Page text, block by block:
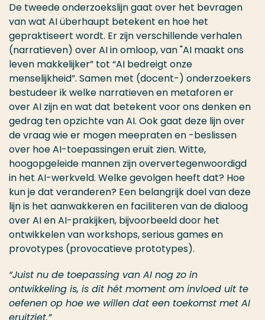
De tweede onderzoekslijn gaat over het bevragen
van wat AI überhaupt betekent en hoe het
gepraktiseert wordt. Er zijn verschillende verhalen
(narratieven) over AI in omloop, van "AI maakt ons
leven makkelijker” tot “AI bedreigt onze
menselijkheid”. Samen met (docent-) onderzoekers
bestudeer ik welke narratieven en metaforen er
over AI zijn en wat dat betekent voor ons denken en
gedrag ten opzichte van AI. Ook gaat deze lijn over
de vraag wie er mogen meepraten en -beslissen
over hoe AI-toepassingen eruit zien. Witte,
hoogopgeleide mannen zijn oververtegenwoordigd
in het AI-werkveld. Welke gevolgen heeft dat? Hoe
kun je dat veranderen? Een belangrijk doel van deze
lijn is het aanwakkeren en faciliteren van de dialoog
over AI en AI-prakijken, bijvoorbeeld door het
ontwikkelen van workshops, serious games en
provotypes (provocatieve prototypes).
“Juist nu de toepassing van AI nog zo in
ontwikkeling is, is dit hét moment om invloed uit te
oefenen op hoe we willen dat een toekomst met AI